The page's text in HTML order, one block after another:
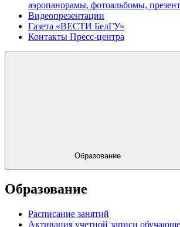
аэропанорамы, фотоальбомы,
Видеопрезентации
Газета «ВЕСТИ БелГУ»
Контакты Пресс-центра
Образование
Образование
Расписание занятий
Активация учетной записи